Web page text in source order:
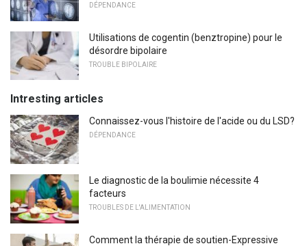
DÉPENDANCE
Utilisations de cogentin (benztropine) pour le
désordre bipolaire
TROUBLE BIPOLAIRE
Intresting articles
Connaissez-vous l'histoire de l'acide ou du LSD?
DÉPENDANCE
Le diagnostic de la boulimie nécessite 4
facteurs
TROUBLES DE L'ALIMENTATION
Comment la thérapie de soutien-Expressive